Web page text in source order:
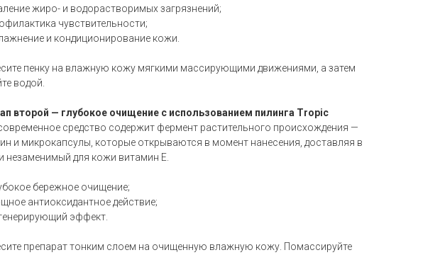
жиро- и водорастворимых загрязнений;
чувствительности;
и кондиционирование кожи.
пенку на влажную кожу мягкими массирующими движениями, а затем
водой.
второй — глубокое очищение с использованием пилинга Tropic
средство содержит фермент растительного происхождения —
и микрокапсулы, которые открываются в момент нанесения, доставляя в
незаменимый для кожи витамин Е.
бережное очищение;
антиоксидантное действие;
эффект.
препарат тонким слоем на очищенную влажную кожу. Помассируйте